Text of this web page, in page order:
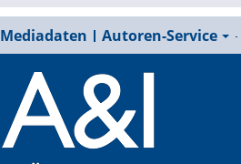
Mediadaten Autoren-Service